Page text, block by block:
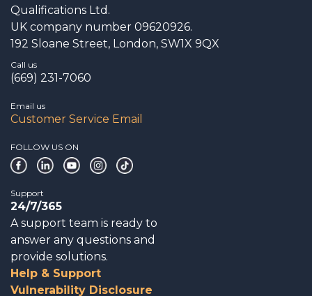
Qualifications Ltd.
UK company number 09620926.
192 Sloane Street, London, SW1X 9QX
Call us
(669) 231-7060
Email us
Customer Service Email
FOLLOW US ON
Support
24/7/365
A support team is ready to
answer any questions and
provide solutions.
Help & Support
Vulnerability Disclosure